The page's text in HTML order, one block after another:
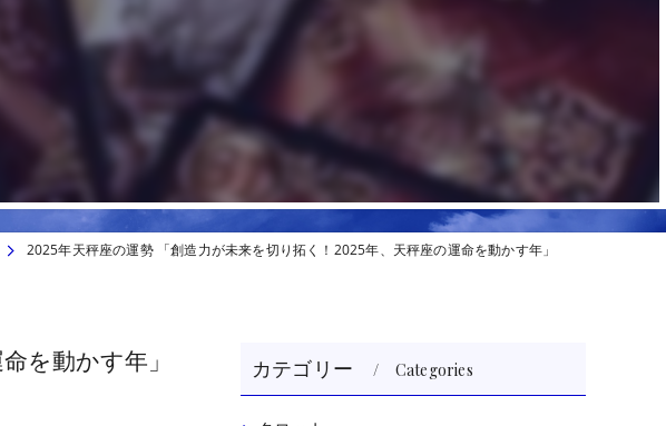
2025年天秤座の運勢 「創造力が未来を切り拓く！2025年、天秤座の運命を動かす年」
を動かす年」 カテゴリー Categories